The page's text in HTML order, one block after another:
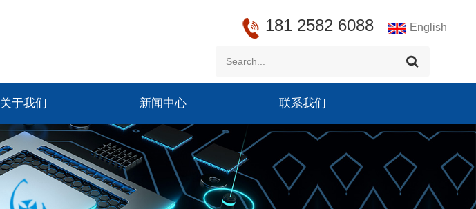
181 2582 6088 English
关于我们 新闻中心 联系我们